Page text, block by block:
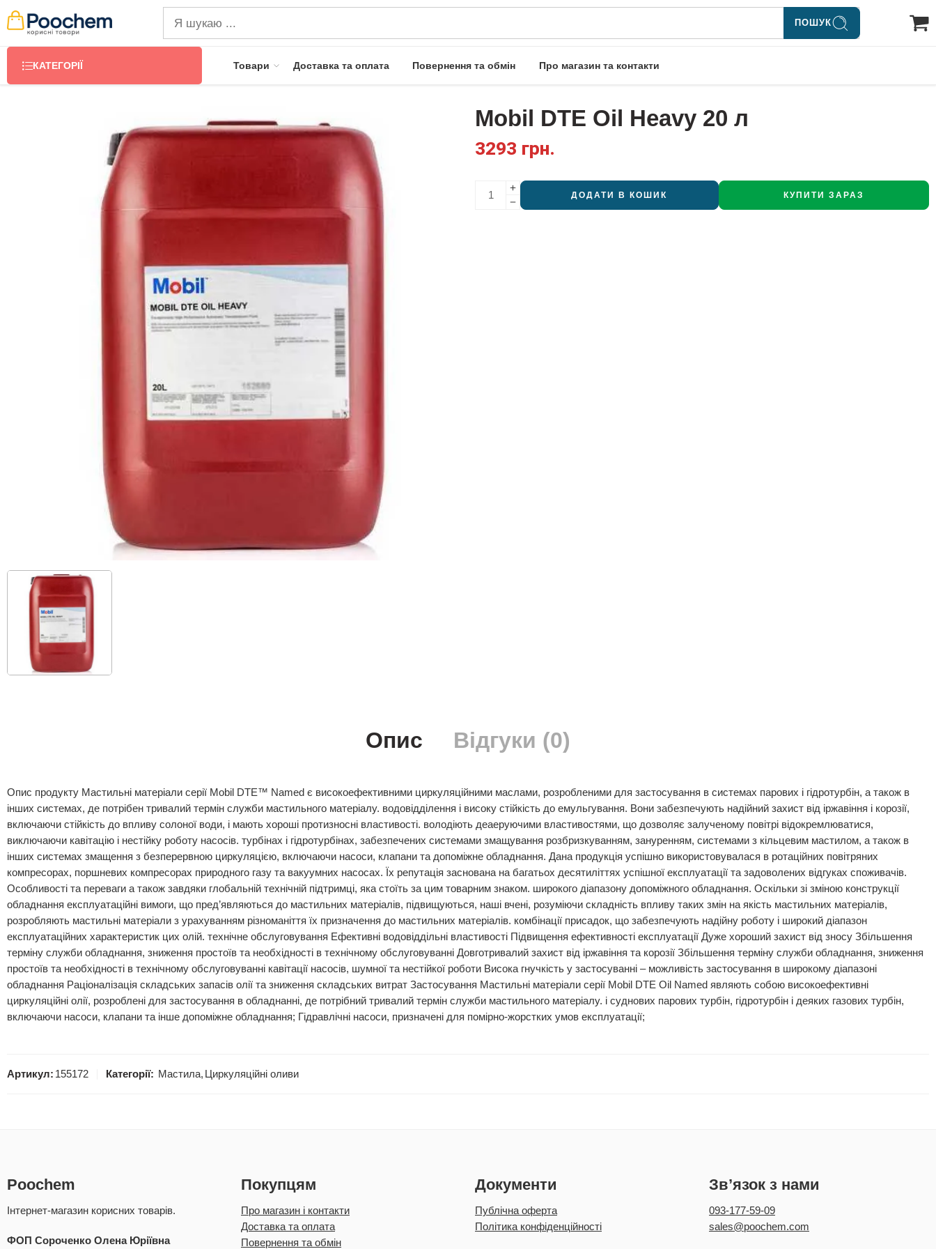
ПОШУК
КАТЕГОРІЇ Товари Доставка та оплата Повернення та обмін Про магазин та контакти
Mobil DTE Oil Heavy 20 л
3293 грн.
ДОДАТИ В КОШИК КУПИТИ ЗАРАЗ
Опис Відгуки (0)
Опис продукту Мастильні матеріали серії Mobil DTE™ Named є високоефективними циркуляційними маслами, розробленими для застосування в системах парових і гідротурбін, а також в
інших системах, де потрібен тривалий термін служби мастильного матеріалу. водовідділення і високу стійкість до емульгування. Вони забезпечують надійний захист від іржавіння і корозії,
включаючи стійкість до впливу солоної води, і мають хороші протизносні властивості. володіють деаеруючими властивостями, що дозволяє залученому повітрі відокремлюватися,
виключаючи кавітацію і нестійку роботу насосів. турбінах і гідротурбінах, забезпечених системами змащування розбризкуванням, зануренням, системами з кільцевим мастилом, а також в
інших системах змащення з безперервною циркуляцією, включаючи насоси, клапани та допоміжне обладнання. Дана продукція успішно використовувалася в ротаційних повітряних
компресорах, поршневих компресорах природного газу та вакуумних насосах. Їх репутація заснована на багатьох десятиліттях успішної експлуатації та задоволених відгуках споживачів.
Особливості та переваги а також завдяки глобальній технічній підтримці, яка стоїть за цим товарним знаком. широкого діапазону допоміжного обладнання. Оскільки зі зміною конструкції
обладнання експлуатаційні вимоги, що пред’являються до мастильних матеріалів, підвищуються, наші вчені, розуміючи складність впливу таких змін на якість мастильних матеріалів,
розробляють мастильні матеріали з урахуванням різноманіття їх призначення до мастильних матеріалів. комбінації присадок, що забезпечують надійну роботу і широкий діапазон
експлуатаційних характеристик цих олій. технічне обслуговування Ефективні водовіддільні властивості Підвищення ефективності експлуатації Дуже хороший захист від зносу Збільшення
терміну служби обладнання, зниження простоїв та необхідності в технічному обслуговуванні Довготривалий захист від іржавіння та корозії Збільшення терміну служби обладнання, зниження
простоїв та необхідності в технічному обслуговуванні кавітації насосів, шумної та нестійкої роботи Висока гнучкість у застосуванні – можливість застосування в широкому діапазоні
обладнання Раціоналізація складських запасів олії та зниження складських витрат Застосування Мастильні матеріали серії Mobil DTE Oil Named являють собою високоефективні
циркуляційні олії, розроблені для застосування в обладнанні, де потрібний тривалий термін служби мастильного матеріалу. і суднових парових турбін, гідротурбін і деяких газових турбін,
включаючи насоси, клапани та інше допоміжне обладнання; Гідравлічні насоси, призначені для помірно-жорстких умов експлуатації;
Артикул: 155172 Категорії: Мастила, Циркуляційні оливи
Poochem
Інтернет-магазин корисних товарів.
ФОП Сороченко Олена Юріївна
Покупцям
Про магазин і контакти
Доставка та оплата
Повернення та обмін
Документи
Публічна оферта
Політика конфіденційності
Зв’язок з нами
093-177-59-09
sales@poochem.com